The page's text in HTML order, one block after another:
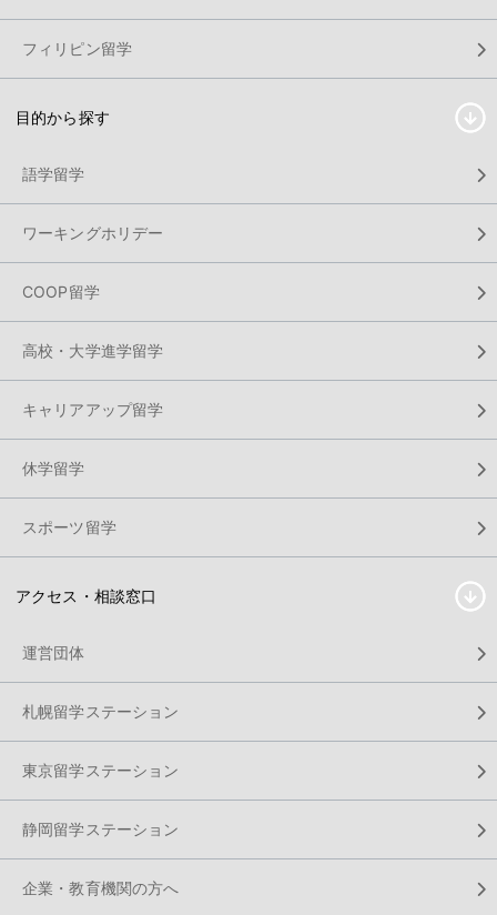
フィリピン留学
目的から探す
語学留学
ワーキングホリデー
COOP留学
高校・大学進学留学
キャリアアップ留学
休学留学
スポーツ留学
アクセス・相談窓口
運営団体
札幌留学ステーション
東京留学ステーション
静岡留学ステーション
企業・教育機関の方へ